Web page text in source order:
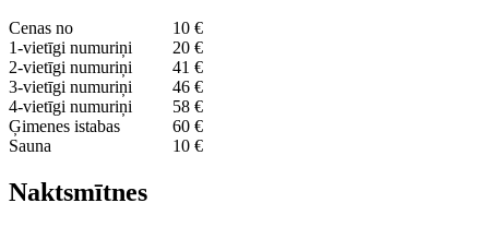
Cenas no
10 €
1-vietīgi numuriņi
20 €
2-vietīgi numuriņi
41 €
3-vietīgi numuriņi
46 €
4-vietīgi numuriņi
58 €
Ģimenes istabas
60 €
Sauna
10 €
Naktsmītnes